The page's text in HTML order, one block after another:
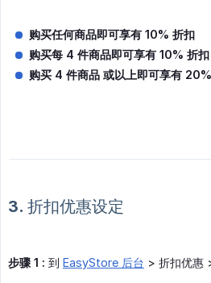
购买任何商品即可享有 10% 折扣
购买每 4 件商品即可享有 10% 折扣
购买 4 件商品 或以上即可享有
3. 折扣优惠设定
步骤 1 : 到 EasyStore 后台 > 折扣优惠